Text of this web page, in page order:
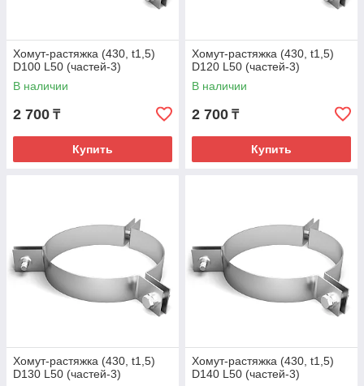
Хомут-растяжка (430, t1,5)
D100 L50 (частей-3)
В наличии
2 700 ₸
Купить
Хомут-растяжка (430, t1,5)
D120 L50 (частей-3)
В наличии
2 700 ₸
Купить
Хомут-растяжка (430, t1,5)
D130 L50 (частей-3)
Хомут-растяжка (430, t1,5)
D140 L50 (частей-3)